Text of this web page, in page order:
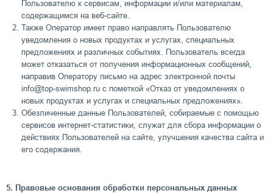
Пользователю к сервисам, информации и/или материалам,
содержащимся на веб-сайте.
Также Оператор имеет право направлять Пользователю
уведомления о новых продуктах и услугах, специальных
предложениях и различных событиях. Пользователь всегда
может отказаться от получения информационных сообщений,
направив Оператору письмо на адрес электронной почты
info@top-swimshop.ru с пометкой «Отказ от уведомлениях о
новых продуктах и услугах и специальных предложениях».
Обезличенные данные Пользователей, собираемые с помощью
сервисов интернет-статистики, служат для сбора информации о
действиях Пользователей на сайте, улучшения качества сайта и
его содержания.
5. Правовые основания обработки персональных данных